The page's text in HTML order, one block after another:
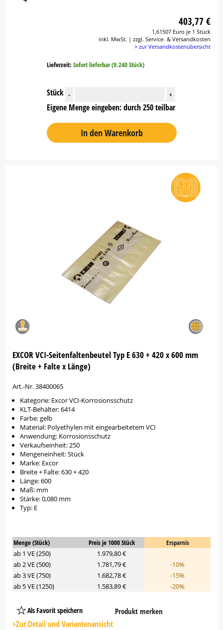
403,77 €
1,61507 Euro je 1 Stück
inkl. MwSt. | zzgl. Service- & Versandkosten
> zur Versandkostenübersicht
Lieferzeit: Sofort lieferbar (9.240 Stück)
Stück - +
Eigene Menge eingeben: durch 250 teilbar
In den Warenkorb
EXCOR VCI-Seitenfaltenbeutel Typ E 630 + 420 x 600 mm
(Breite + Falte x Länge)
Art.-Nr. 38400065
Kategorie: Excor VCI-Korrosionsschutz
KLT-Behälter: 6414
Farbe: gelb
Material: Polyethylen mit eingearbeitetem VCI
Anwendung: Korrosionsschutz
Verkaufseinheit: 250
Mengeneinheit: Stück
Marke: Excor
Breite + Falte: 630 + 420
Länge: 600
Maß: mm
Stärke: 0,080 mm
Typ: E
Menge (Stück) Preis je 1000 Stück
Ersparnis
ab 1 VE (250)
1.979,80 €
ab 2 VE (500)
1.781,79 €
-10%
ab 3 VE (750)
1.682,78 €
-15%
ab 5 VE (1250)
1.583,89 € -20%
Als Favorit speichern
Platzhalter
Button
Produkt merken
>Zur Detail und Variantenansicht